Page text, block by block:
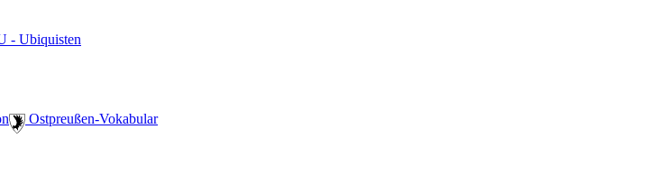
- Ubiquisten
️ Ostpreußen-Vokabular